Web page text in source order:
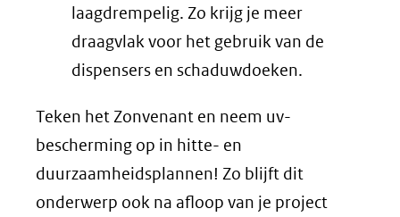
laagdrempelig. Zo krijg je meer
draagvlak voor het gebruik van de
dispensers en schaduwdoeken.
Teken het Zonvenant en neem uv-
bescherming op in hitte- en
duurzaamheidsplannen! Zo blijft dit
onderwerp ook na afloop van je project